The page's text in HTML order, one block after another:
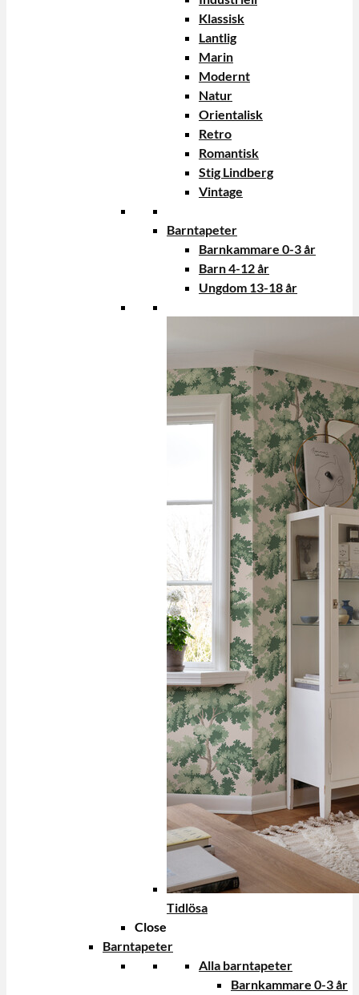
Klassisk
Lantlig
Marin
Modernt
Natur
Orientalisk
Retro
Romantisk
Stig Lindberg
Vintage
Barntapeter
Barnkammare 0-3 år
Barn 4-12 år
Ungdom 13-18 år
Tidlösa
Close
Barntapeter
Alla barntapeter
Barnkammare 0-3 år